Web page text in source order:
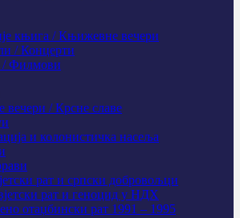
књига / Књижевне вечери
/ Концерти
/ Филмови
вечери / Крсне славе
и колонистичка насеља
рат и српски добровољци
рат и геноцид у НДХ
отаџбински рат 1991 – 1995